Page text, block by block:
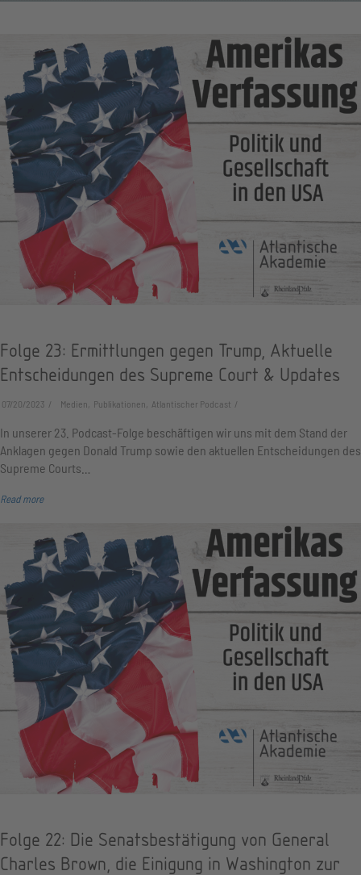
Folge 23: Ermittlungen gegen Trump, Aktuelle
Entscheidungen des Supreme Court & Updates
07/20/2023 Medien, Publikationen, Atlantischer Podcast
In unserer 23. Podcast-Folge beschäftigen wir uns mit dem Stand der
Anklagen gegen Donald Trump sowie den aktuellen Entscheidungen des
Supreme Courts…
Read more
Folge 22: Die Senatsbestätigung von General
Charles Brown, die Einigung in Washington zur